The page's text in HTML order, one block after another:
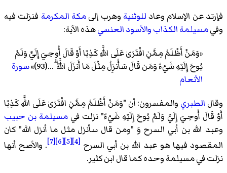
فإرتد عن الإسلام وعادللوثنية وهرب إلىمكة المكرمة فنزلت فيه
وفيمسيلمة الكذابوالأسود العنسيهذه الآية:
«وَمَنْ أَظْلَمُ مِمَّنِ افْتَرَىٰ عَلَى اللَّهِ كَذِبًا أَوْ قَالَ أُوحِيَ إِلَيَّ وَلَمْ
يُوحَ إِلَيْهِ شَيْءٌ وَمَن قَالَ سَأُنزِلُ مِثْلَ مَا أَنزَلَ اللَّهُ ۗ...(93)»
سورة
الأنعام
وقال الطبري والمفسرون: أن "وَمَنْ أَظْلَمُ مِمَّنِ افْتَرَىٰ عَلَى اللَّهِ كَذِبًا
أَوْ قَالَ أُوحِيَ إِلَيَّ وَلَمْ يُوحَ إِلَيْهِ شَيْءٌ" نزلت فيمسيلمة بن حبيب
وعبد الله بن أبي السرح وَ "ومن قال سأنزل مثل ما أنزل الله" كان
المقصود فيها هو عبد الله بن أبي السرح [4]
[5]
[6]
[7]
. والأصح أنها
نزلت في مسيلمة وحده كما قال ابن كثير.